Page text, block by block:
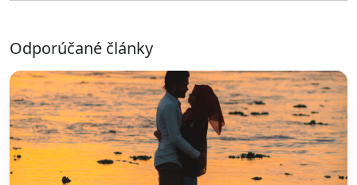
Odporúčané články